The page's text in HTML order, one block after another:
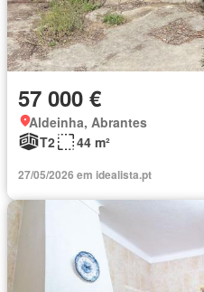
57 000 €
Aldeinha, Abrantes
T2
44 m²
27/05/2026 em idealista.pt